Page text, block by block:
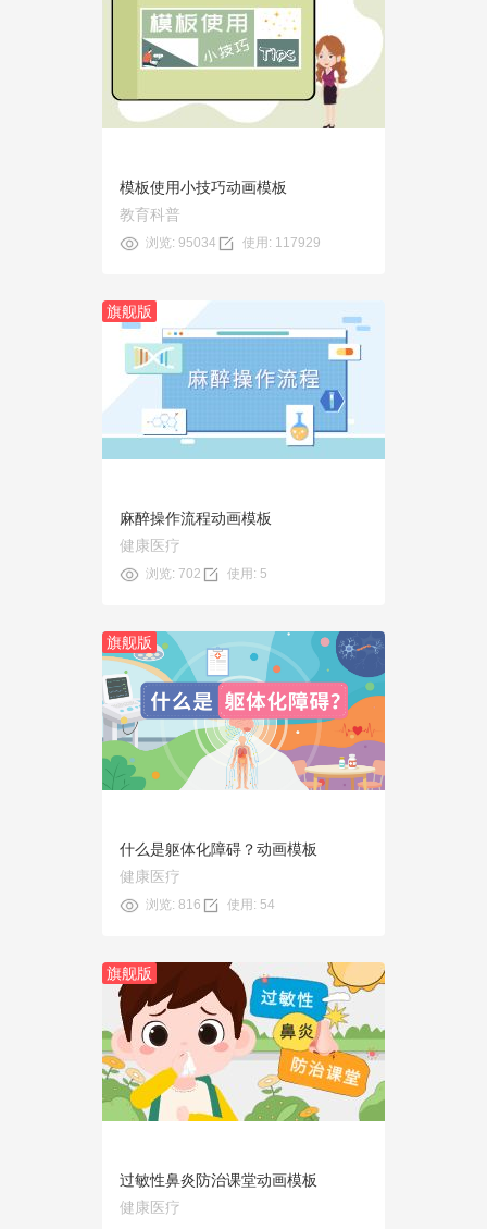
预览
模板使用小技巧动画模板
教育科普
浏览: 95034 使用: 117929
旗舰版
预览
麻醉操作流程动画模板
健康医疗
浏览: 702 使用: 5
旗舰版
预览
使用
什么是躯体化障碍？动画模板
健康医疗
浏览: 816 使用: 54
旗舰版
预览
使用
过敏性鼻炎防治课堂动画模板
健康医疗